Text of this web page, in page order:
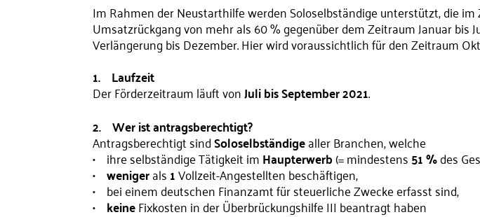
Im Rahmen der Neustarthilfe werden Soloselbständige unterstützt, die
Umsatzrückgang von mehr als 60 % gegenüber dem Zeitraum Januar bis
Verlängerung bis Dezember. Hier wird voraussichtlich für den Zeitraum
1. Laufzeit
Der Förderzeitraum läuft vonJuli bis September 2021.
2. Wer ist antragsberechtigt?
Antragsberechtigt sindSoloselbständigealler Branchen, welche
• ihre selbständige Tätigkeit imHaupterwerb(= mindestens51 %des
• wenigerals1Vollzeit-Angestellten beschäftigen,
• bei einem deutschen Finanzamt für steuerliche Zwecke erfasst sind,
• keineFixkosten in der Überbrückungshilfe III beantragt haben